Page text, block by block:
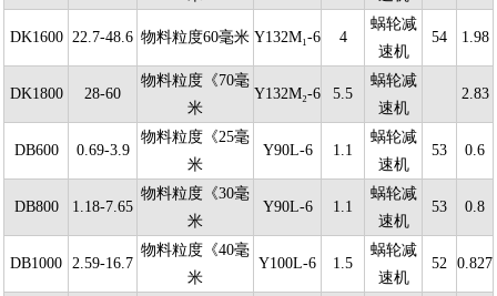
DK1600 22.7-48.6 物料粒度60毫米 Y132M₁-6 4
蜗轮减
速机
54 1.98
DK1800 28-60
物料粒度《70毫
米
Y132M₂-6 5.5
蜗轮减
速机
2.83
DB600 0.69-3.9
物料粒度《25毫
米
Y90L-6 1.1
蜗轮减
速机
53 0.6
DB800 1.18-7.65
物料粒度《30毫
米
Y90L-6 1.1
蜗轮减
速机
53 0.8
DB1000 2.59-16.7
物料粒度《40毫
米
Y100L-6 1.5
蜗轮减
速机
52 0.827